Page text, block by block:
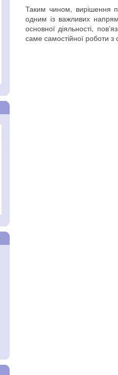
Таким чином, вирішення
одним із важливих
основної діяльності,
саме самостійної роботи з